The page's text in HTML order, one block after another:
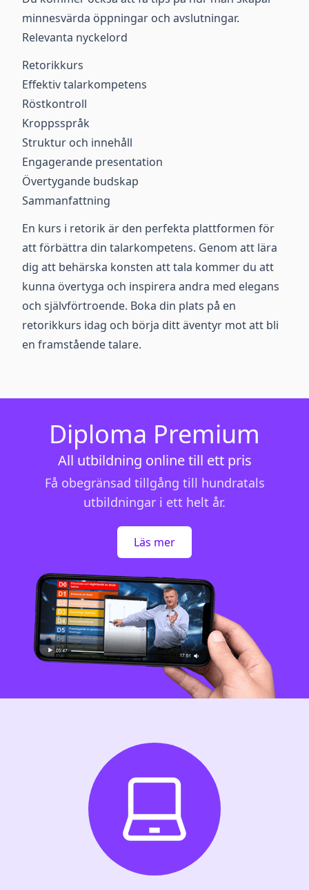
minnesvärda öppningar och avslutningar.
Relevanta nyckelord
Retorikkurs
Effektiv talarkompetens
Röstkontroll
Kroppsspråk
Struktur och innehåll
Engagerande presentation
Övertygande budskap
Sammanfattning
En kurs i retorik är den perfekta plattformen för
att förbättra din talarkompetens. Genom att lära
dig att behärska konsten att tala kommer du att
kunna övertyga och inspirera andra med elegans
och självförtroende. Boka din plats på en
retorikkurs idag och börja ditt äventyr mot att bli
en framstående talare.
Diploma Premium
All utbildning online till ett pris
Få obegränsad tillgång till hundratals
utbildningar i ett helt år.
Läs mer